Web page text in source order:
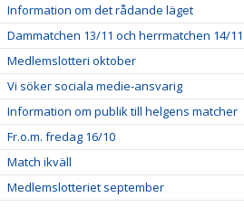
Information om det rådande läget
Dammatchen 13/11 och herrmatchen 14/
Medlemslotteri oktober
Vi söker sociala medie-ansvarig
Information om publik till helgens matcher
Fr.o.m. fredag 16/10
Match ikväll
Medlemslotteriet september